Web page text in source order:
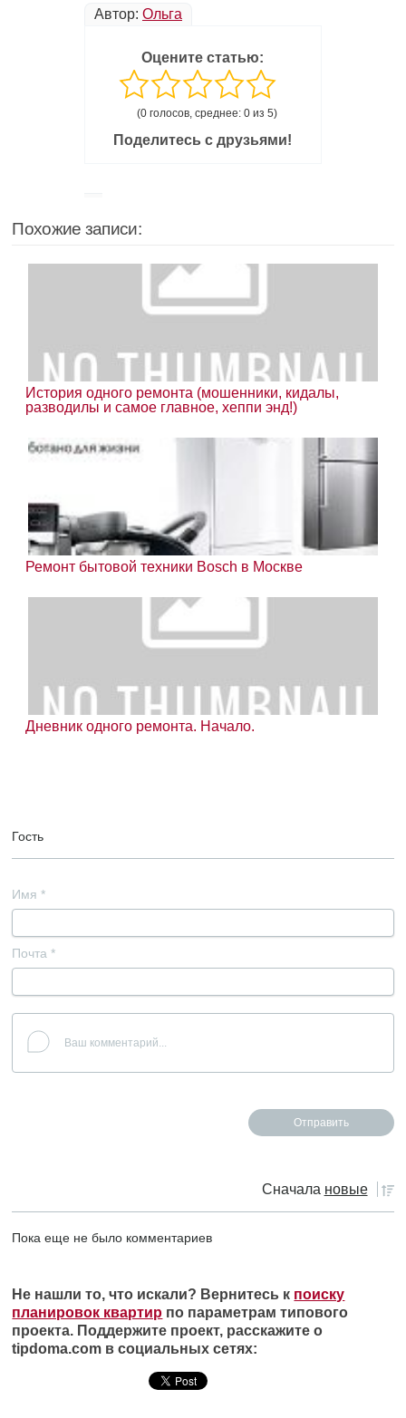
Автор: Ольга
Оцените статью:
(0 голосов, среднее: 0 из 5)
Поделитесь с друзьями!
Похожие записи:
История одного ремонта (мошенники, кидалы,
разводилы и самое главное, хеппи энд!)
Ремонт бытовой техники Bosch в Москве
Дневник одного ремонта. Начало.
Гость
Имя *
Почта *
Сначала новые
Пока еще не было комментариев
Не нашли то, что искали? Вернитесь к поиску
планировок квартир по параметрам типового
проекта. Поддержите проект, расскажите о
tipdoma.com в социальных сетях: